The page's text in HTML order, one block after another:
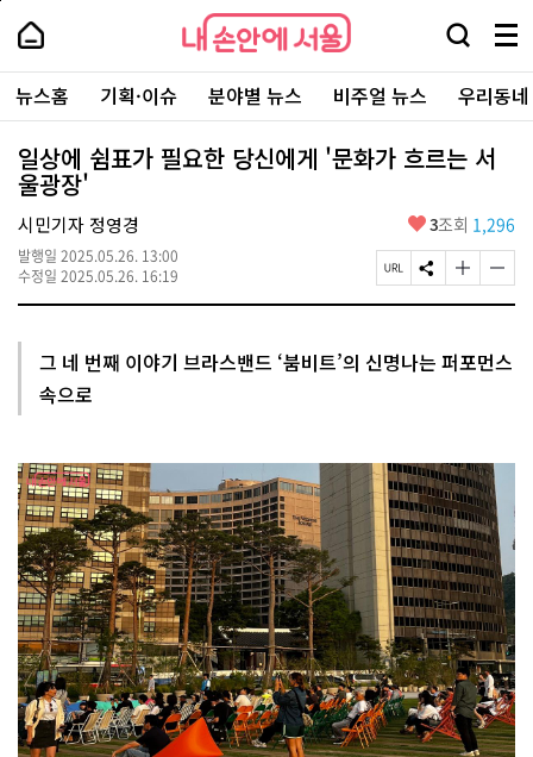
본
로
가
내
손
안
에
서
울
-
서
울
시
대
표
소
통
포
내
손
에
울
검
창
열
기
메
뉴
전
체
보
주
요
서
뉴스홈 기획·이슈 분야별 뉴스 비주얼 뉴스 우리동
일상에 쉼표가 필요한 당신에게 '문화가 흐르는 서
울광장'
시민기자 정영경
발행일 2025.05.26. 13:00
수정일 2025.05.26. 16:19
좋
요
3조회 1,296
페
이
R
L
S
N
유
하
글
자
크
게
기
글
자
작
게
기
그 네 번째 이야기 브라스밴드 ‘붐비트’의 신명나는 퍼포먼스
속으로
페
상
단
로